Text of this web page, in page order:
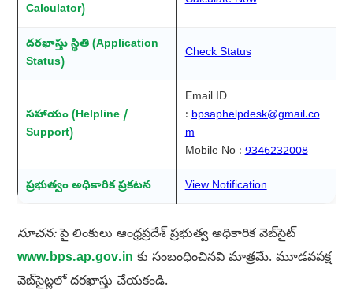
Calculator)
దరఖాస్తు స్థితి (Application
Status)
Check Status
సహాయం (Helpline /
Support)
Email ID
:bpsaphelpdesk@gmail.co
m
Mobile No :9346232008
ప్రభుత్వం అధికారిక ప్రకటన View Notification
సూచన:పై లింకులు ఆంధ్రప్రదేశ్ ప్రభుత్వ అధికారిక వెబ్‌సైట్
www.bps.ap.gov.in కు సంబంధించినవి మాత్రమే. మూడవపక్ష
వెబ్‌సైట్లలో దరఖాస్తు చేయకండి.